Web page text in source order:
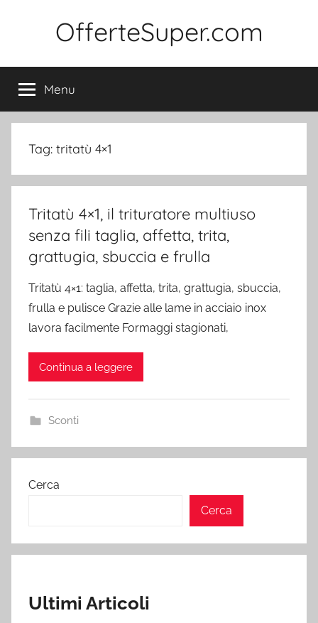
OfferteSuper.com
Menu
Tag: tritatù 4×1
Tritatù 4×1, il trituratore multiuso
senza fili taglia, affetta, trita,
grattugia, sbuccia e frulla
Tritatù 4×1: taglia, affetta, trita, grattugia, sbuccia,
frulla e pulisce Grazie alle lame in acciaio inox
lavora facilmente Formaggi stagionati,
Continua a leggere
Sconti
Cerca
Cerca
Ultimi Articoli